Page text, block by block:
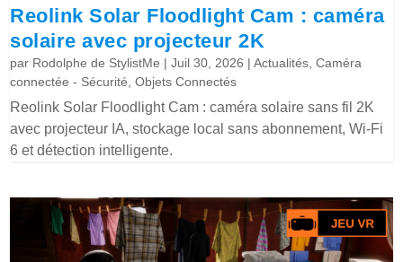
Reolink Solar Floodlight Cam : caméra
solaire avec projecteur 2K
par Rodolphe de StylistMe |Juil 30, 2026 |Actualités ,Caméra
connectée - Sécurité ,Objets Connectés
Reolink Solar Floodlight Cam : caméra solaire sans fil 2K
avec projecteur IA, stockage local sans abonnement, Wi-Fi
6 et détection intelligente.